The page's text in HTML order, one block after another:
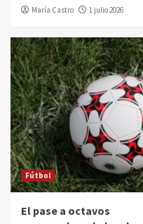
María Castro 1 julio 2026
Fútbol
El pase a octavos